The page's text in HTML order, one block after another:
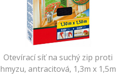
Otevírací síť na suchý zip proti
hmyzu, antracitová, 1,3m x 1,5m